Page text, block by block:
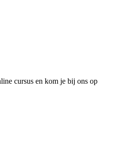
cursus en kom je bij ons op